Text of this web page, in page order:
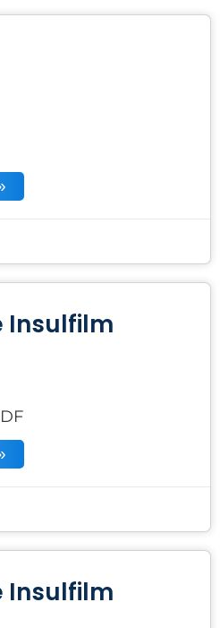
Insulfilm
Insulfilm